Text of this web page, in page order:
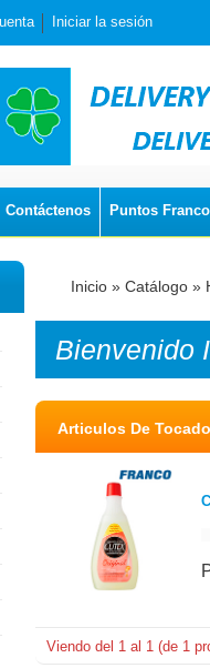
Iniciar la sesión
Contáctenos Puntos Franco
Inicio » Catálogo »
Bienvenido
Articulos De
Viendo del 1 al 1 (de 1